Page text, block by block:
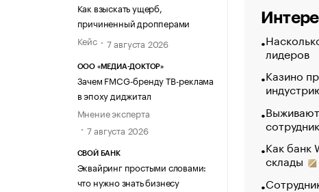
Как взыскать ущерб,
причиненный дропперами
Кейс
7 августа 2026
ООО «МЕДИА-ДОКТОР»
Зачем FMCG-бренду ТВ-реклама
в эпоху диджитал
Мнение эксперта
7 августа 2026
СВОЙ БАНК
Эквайринг простыми словами:
что нужно знать бизнесу
лидеров
Казино
Как банк
склады